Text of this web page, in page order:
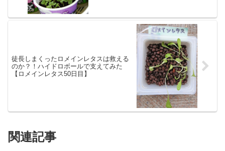
徒長しまくったロメインレタスは救える
のか？！ハイドロボールで支えてみた
【ロメインレタス50日目】
関連記事